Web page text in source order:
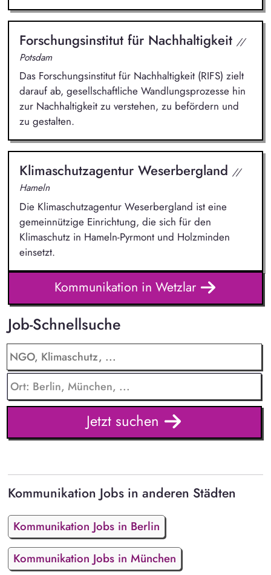
Forschungsinstitut für Nachhaltigkeit //
Potsdam
Das Forschungsinstitut für Nachhaltigkeit (RIFS) zielt
darauf ab, gesellschaftliche Wandlungsprozesse hin
zur Nachhaltigkeit zu verstehen, zu befördern und
zu gestalten.
Klimaschutzagentur Weserbergland //
Hameln
Die Klimaschutzagentur Weserbergland ist eine
gemeinnützige Einrichtung, die sich für den
Klimaschutz in Hameln-Pyrmont und Holzminden
einsetzt.
Kommunikation in Wetzlar
Job-Schnellsuche
Jetzt suchen
Kommunikation Jobs in anderen Städten
Kommunikation Jobs in Berlin
Kommunikation Jobs in München